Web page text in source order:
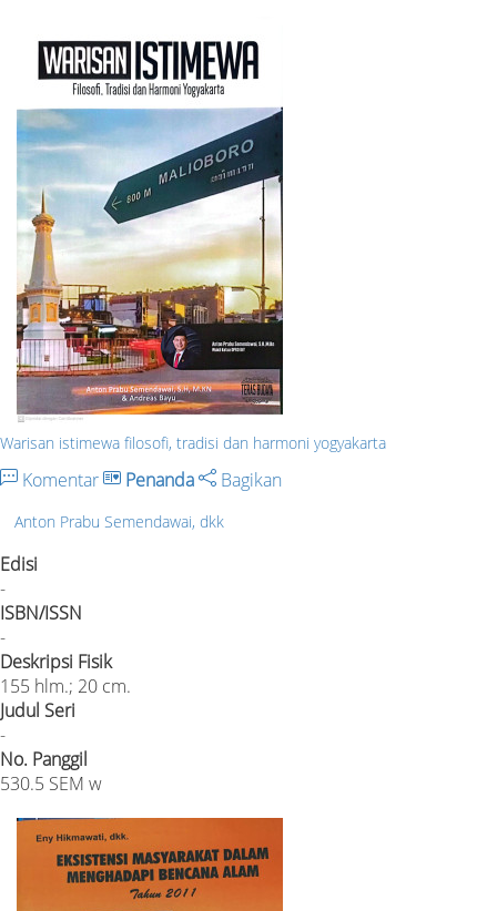
Warisan istimewa filosofi, tradisi dan harmoni yogyakarta
Komentar Penanda Bagikan
Anton Prabu Semendawai, dkk
Edisi
-
ISBN/ISSN
-
Deskripsi Fisik
155 hlm.; 20 cm.
Judul Seri
-
No. Panggil
530.5 SEM w